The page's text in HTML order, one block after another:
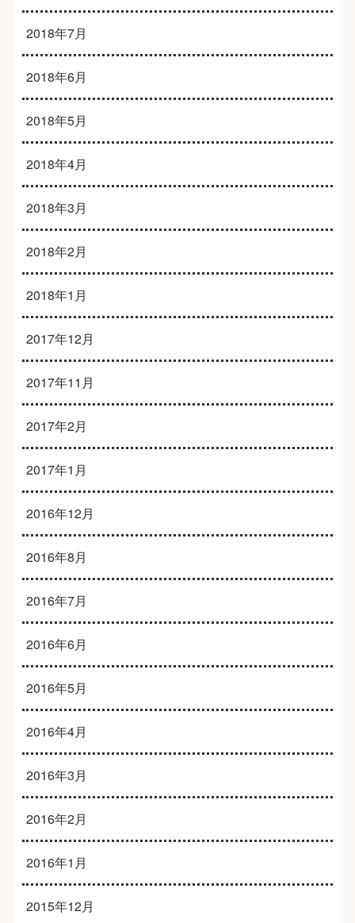
2018年7月
2018年6月
2018年5月
2018年4月
2018年3月
2018年2月
2018年1月
2017年12月
2017年11月
2017年2月
2017年1月
2016年12月
2016年8月
2016年7月
2016年6月
2016年5月
2016年4月
2016年3月
2016年2月
2016年1月
2015年12月